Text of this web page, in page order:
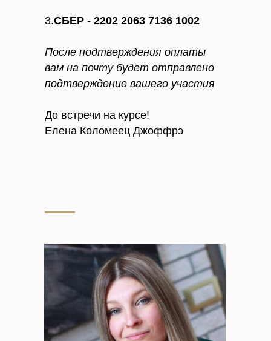
3.СБЕР - 2202 2063 7136 1002
После подтверждения оплаты
вам на почту будет отправлено
подтверждение вашего участия
До встречи на курсе!
Елена Коломеец Джоффрэ